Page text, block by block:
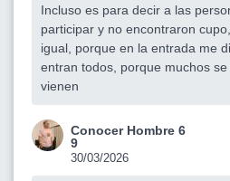
Incluso es para decir a las
participar y no encontraron
igual, porque en la entrada me
entran todos, porque muchos
vienen
Conocer Hombre 6
9
30/03/2026